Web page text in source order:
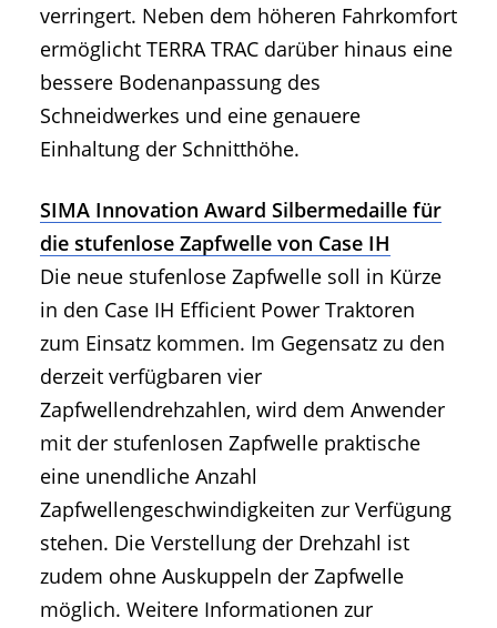
verringert. Neben dem höheren Fahrkomfort
ermöglicht TERRA TRAC darüber hinaus eine
bessere Bodenanpassung des
Schneidwerkes und eine genauere
Einhaltung der Schnitthöhe.
SIMA Innovation Award Silbermedaille für
die stufenlose Zapfwelle von Case IH
Die neue stufenlose Zapfwelle soll in Kürze
in den Case IH Efficient Power Traktoren
zum Einsatz kommen. Im Gegensatz zu den
derzeit verfügbaren vier
Zapfwellendrehzahlen, wird dem Anwender
mit der stufenlosen Zapfwelle praktische
eine unendliche Anzahl
Zapfwellengeschwindigkeiten zur Verfügung
stehen. Die Verstellung der Drehzahl ist
zudem ohne Auskuppeln der Zapfwelle
möglich. Weitere Informationen zur